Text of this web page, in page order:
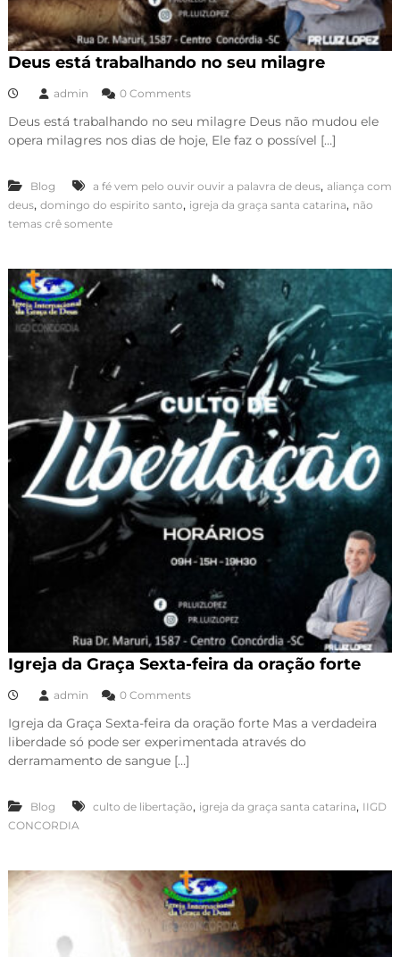
Deus está trabalhando no seu milagre
admin 0 Comments
Deus está trabalhando no seu milagre Deus não mudou ele
opera milagres nos dias de hoje, Ele faz o possível […]
Blog a fé vem pelo ouvir ouvir a palavra de deus, aliança com
deus, domingo do espirito santo, igreja da graça santa catarina, não
temas crê somente
Igreja da Graça Sexta-feira da oração forte
admin 0 Comments
Igreja da Graça Sexta-feira da oração forte Mas a verdadeira
liberdade só pode ser experimentada através do
derramamento de sangue […]
Blog culto de libertação, igreja da graça santa catarina, IIGD
CONCORDIA